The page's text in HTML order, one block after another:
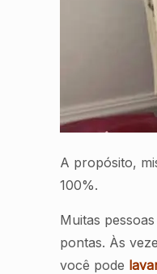
A propósito,
100%.
Muitas
pontas. Às
você pode